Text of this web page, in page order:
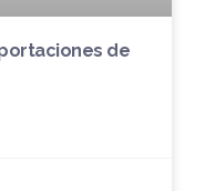
de